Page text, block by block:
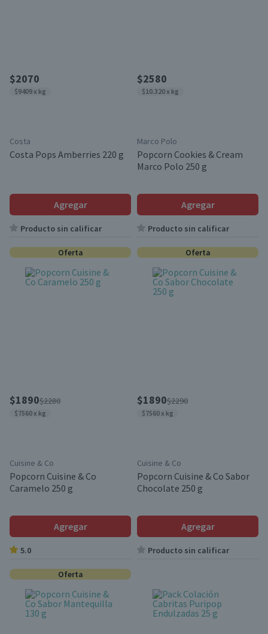
$2070
$9409 x kg
Costa
Costa Pops Amberries 220 g
Agregar
Producto sin calificar
$2580
$10.320 x kg
Marco Polo
Popcorn Cookies & Cream
Marco Polo 250 g
Agregar
Producto sin calificar
Oferta
$1890$2280
$7560 x kg
Cuisine & Co
Popcorn Cuisine & Co
Caramelo 250 g
Agregar
5.0
Oferta
$1890$2290
$7560 x kg
Cuisine & Co
Popcorn Cuisine & Co Sabor
Chocolate 250 g
Agregar
Producto sin calificar
Oferta